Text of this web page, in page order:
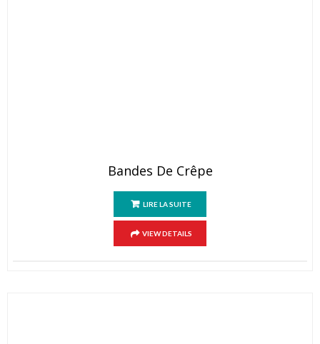
Bandes De Crêpe
LIRE LA SUITE
VIEW DETAILS